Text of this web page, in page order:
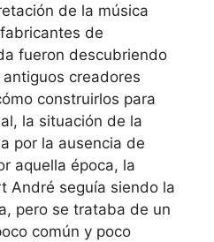
de la música
de
fueron descubriendo
creadores
construirlos para
la situación de la
por la ausencia de
aquella época, la
André seguía siendo la
pero se trataba de un
común y poco